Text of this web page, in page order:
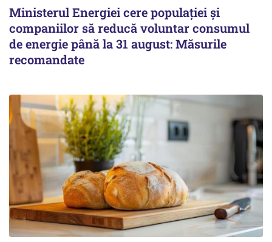
Ministerul Energiei cere populației și
companiilor să reducă voluntar consumul
de energie până la 31 august: Măsurile
recomandate